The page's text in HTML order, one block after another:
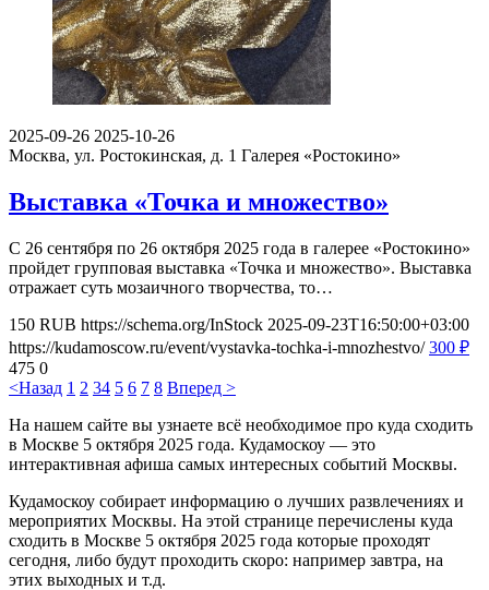
2025-09-26 2025-10-26
Москва, ул. Ростокинская, д. 1 Галерея «Ростокино»
Выставка «Точка и множество»
С 26 сентября по 26 октября 2025 года в галерее «Ростокино»
пройдет групповая выставка «Точка и множество». Выставка
отражает суть мозаичного творчества, то…
150 RUB https://schema.org/InStock 2025-09-23T16:50:00+03:00
https://kudamoscow.ru/event/vystavka-tochka-i-mnozhestvo/ 300 ₽
475 0
<Назад 1 2 34 5 6 7 8 Вперед >
На нашем сайте вы узнаете всё необходимое про куда сходить
в Москве 5 октября 2025 года. Кудамоскоу — это
интерактивная афиша самых интересных событий Москвы.
Кудамоскоу собирает информацию о лучших развлечениях и
мероприятих Москвы. На этой странице перечислены куда
сходить в Москве 5 октября 2025 года которые проходят
сегодня, либо будут проходить скоро: например завтра, на
этих выходных и т.д.